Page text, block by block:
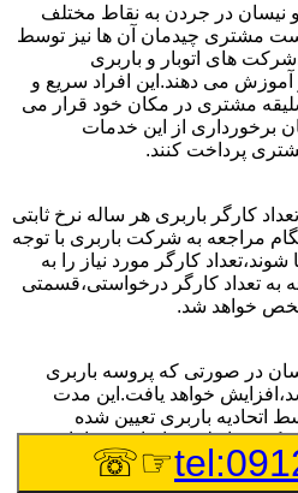
نیسان در جردن به نقاط مختلف
مشتری چیدمان آن ها نیز توسط
های اتوبار و باربری
آموزش می دهند.این افراد سریع و
مشتری در مکان خود قرار می
برخورداری از این خدمات
پرداخت کنند.
کارگر باربری هر ساله نرخ ثابتی
مراجعه به شرکت باربری با توجه
شوند،تعداد کارگر مورد نیاز را به
به تعداد کارگر درخواستی،قسمتی
خواهد شد.
در صورتی که پروسه باربری
خواهد یافت.این مدت
اتحادیه باربری تعیین شده
جغرافیایی مبدا یا حجم
مدت زمان بارگیری و باربری
را در پی خواهند داشت.
☞☏